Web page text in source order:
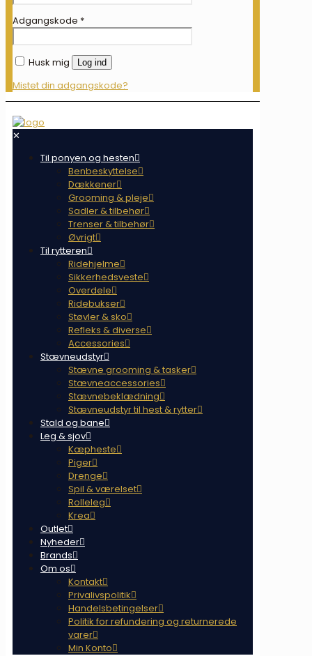
Adgangskode *
Husk mig Log ind
Mistet din adgangskode?
✕
Til ponyen og hesten
Benbeskyttelse
Dækkener
Grooming & pleje
Sadler & tilbehør
Trenser & tilbehør
Øvrigt
Til rytteren
Ridehjelme
Sikkerhedsveste
Overdele
Ridebukser
Støvler & sko
Refleks & diverse
Accessories
Stævneudstyr
Stævne grooming & tasker
Stævneaccessories
Stævnebeklædning
Stævneudstyr til hest & rytter
Stald og bane
Leg & sjov
Kæpheste
Piger
Drenge
Spil & værelset
Rolleleg
Krea
Outlet
Nyheder
Brands
Om os
Kontakt
Privalivspolitik
Handelsbetingelser
Politik for refundering og returnerede
varer
Min Konto